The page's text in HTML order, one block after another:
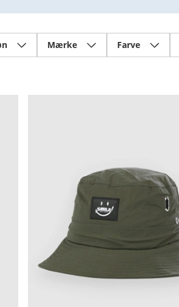
Mærke Farve